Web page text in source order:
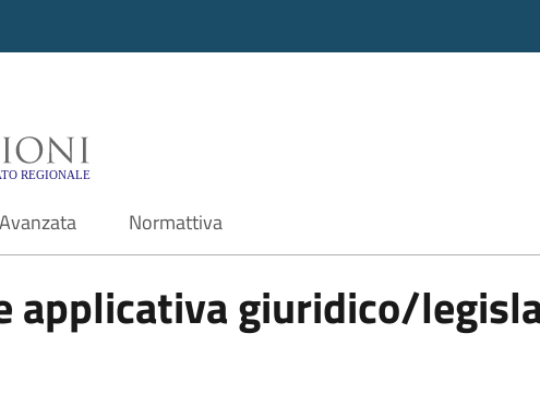
- Motore di ricerca
Normattiva
applicativa giuridico/